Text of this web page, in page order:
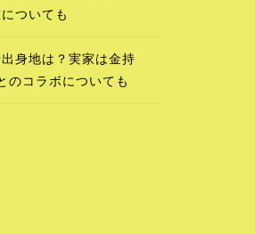
ついても
身地は？実家は金持
のコラボについても